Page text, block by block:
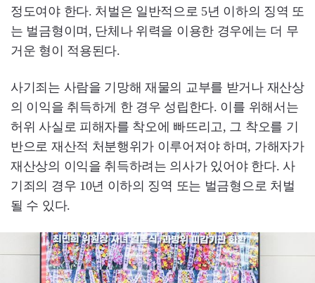
정도여야 한다. 처벌은 일반적으로 5년 이하의 징역 또
는 벌금형이며, 단체나 위력을 이용한 경우에는 더 무
거운 형이 적용된다.
사기죄는 사람을 기망해 재물의 교부를 받거나 재산상
의 이익을 취득하게 한 경우 성립한다. 이를 위해서는
허위 사실로 피해자를 착오에 빠뜨리고, 그 착오를 기
반으로 재산적 처분행위가 이루어져야 하며, 가해자가
재산상의 이익을 취득하려는 의사가 있어야 한다. 사
기죄의 경우 10년 이하의 징역 또는 벌금형으로 처벌
될 수 있다.